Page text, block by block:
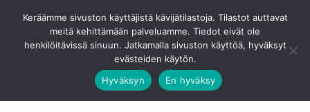
sisältöön
Ota Yhteyttä 0201 8768 80
Keräämme sivuston käyttäjistä kävijätilastoja. Tilastot auttavat
meitä kehittämään palveluamme. Tiedot eivät ole
henkilöitävissä sinuun. Jatkamalla sivuston käyttöä, hyväksyt
evästeiden käytön.
Hyväksyn
En hyväksy